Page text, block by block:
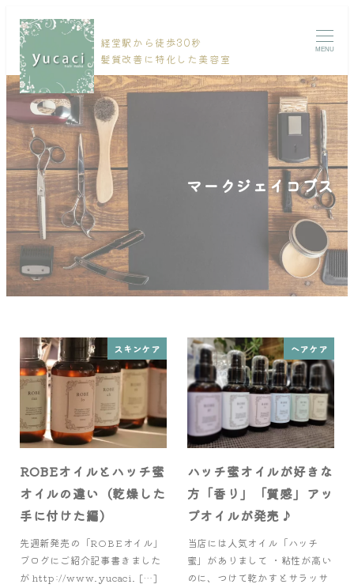
経堂駅から徒歩30秒
髪質改善に特化した美容室
MENU
マークジェイコブス
スキンケア
ROBEオイルとハッチ蜜
オイルの違い（乾燥した
手に付けた編）
先週新発売の「ROBEオイル」
ブログにご紹介記事書きました
が http://www.yucaci. […]
ヘアケア
ハッチ蜜オイルが好きな
方「香り」「質感」アッ
プオイルが発売♪
当店には人気オイル「ハッチ
蜜」がありまして ・粘性が高い
のに、つけて乾かすとサラッサ